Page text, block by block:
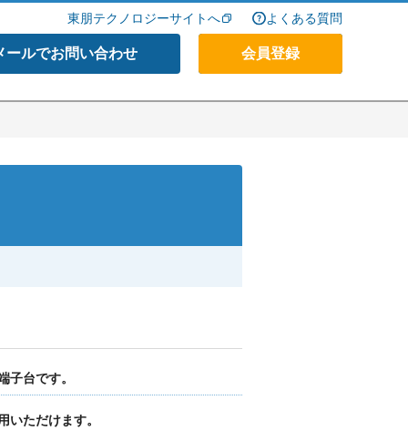
東朋テクノロジーサイトへ よくある質問
ールでお問い合わせ 会員登録
子台です。
いただけます。